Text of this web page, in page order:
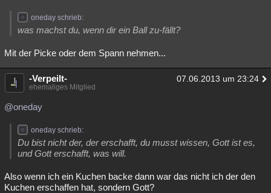
oneday schrieb:
was machst du, wenn dir ein Ball zu-fällt?
Mit der Picke oder dem Spann nehmen...
-Verpeilt- 07.06.2013 um 23:24
ehemaliges Mitglied
@oneday
oneday schrieb:
Du bist nicht der, der erschafft, du musst wissen, Gott ist es,
und Gott erschafft, was will.
Also wenn ich ein Kuchen backe dann war das nicht ich der den
Kuchen erschaffen hat, sondern Gott?